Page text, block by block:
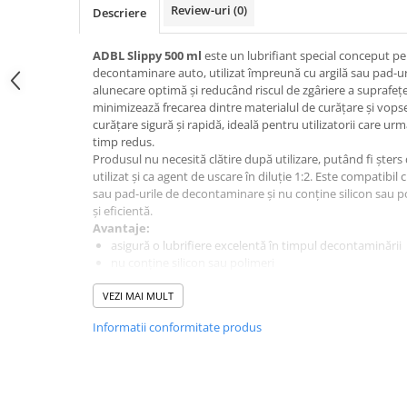
Descriere Review-uri (0)
ADBL Slippy 500 ml este un lubrifiant special conceput
decontaminare auto, utilizat împreună cu argilă sau pad-
alunecare optimă și reducând riscul de zgâriere a
minimizează frecarea dintre materialul de curățare și
curățare sigură și rapidă, ideală pentru utilizatorii care
timp redus.
Produsul nu necesită clătire după utilizare, putând fi
utilizat și ca agent de uscare în diluție 1:2. Este compatibil
sau pad-urile de decontaminare și nu conține silicon sau
și eficientă.
Avantaje:
asigură o lubrifiere excelentă în timpul decontaminării
ușor de aplicat și de șters
poate fi utilizat și ca desicant
VEZI MAI MULT
Informatii conformitate produs